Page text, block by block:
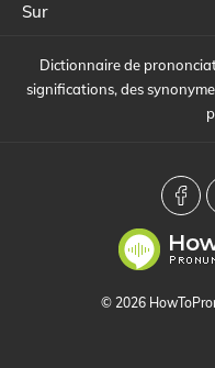
Sur
Dictionnaire de
significations, des
© 2026